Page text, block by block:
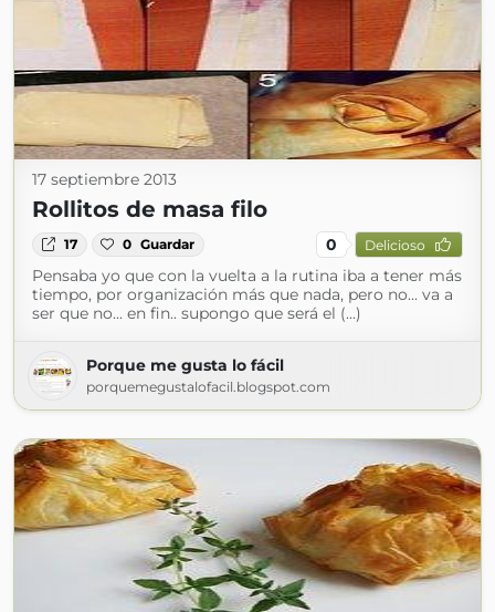
17 septiembre 2013
Rollitos de masa filo
17 0 Guardar 0 Delicioso
Pensaba yo que con la vuelta a la rutina iba a tener más
tiempo, por organización más que nada, pero no... va a
ser que no... en fin.. supongo que será el (...)
Porque me gusta lo fácil
porquemegustalofacil.blogspot.com